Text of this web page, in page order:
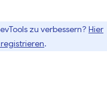
zu verbessern? Hier
.